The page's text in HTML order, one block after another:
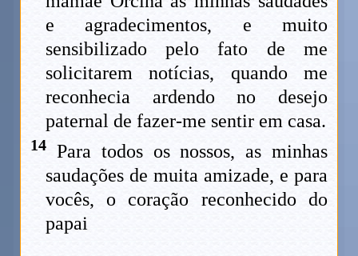
e agradecimentos, e muito
sensibilizado pelo fato de me
solicitarem notícias, quando me
reconhecia ardendo no desejo
paternal de fazer-me sentir em casa.
14 Para todos os nossos, as minhas
saudações de muita amizade, e para
vocês, o coração reconhecido do
papai